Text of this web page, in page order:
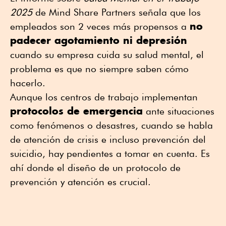
2025de Mind Share Partners señala que los
empleados son 2 veces más propensos a no
padecer agotamiento ni depresión
cuando su empresa cuida su salud mental, el
problema es que no siempre saben cómo
hacerlo.
Aunque los centros de trabajo implementan
protocolos de emergencia ante situaciones
como fenómenos o desastres, cuando se habla
de atención de crisis e incluso prevención del
suicidio, hay pendientes a tomar en cuenta. Es
ahí donde el diseño de un protocolo de
prevención y atención es crucial.